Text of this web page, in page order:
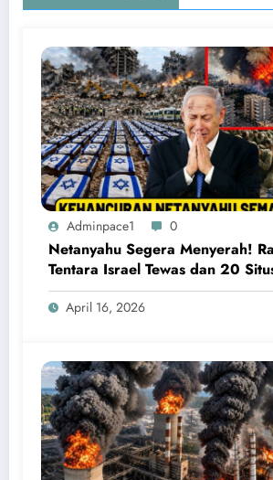
Adminpace1 0
Netanyahu Segera Menyerah!
Tentara Israel Tewas dan 20
Meledak
April 16, 2026